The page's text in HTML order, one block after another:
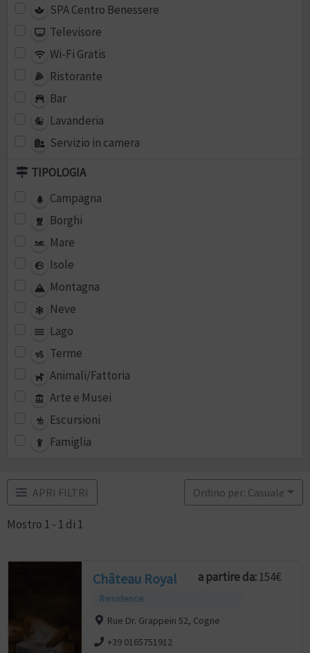
SPA Centro Benessere
Televisore
Wi-Fi Gratis
Ristorante
Bar
Lavanderia
Servizio in camera
TIPOLOGIA
Campagna
Borghi
Mare
Isole
Montagna
Neve
Lago
Terme
Animali/Fattoria
Arte e Musei
Escursioni
Famiglia
APRI FILTRI
Mostro 1 - 1 di 1
Ordino per: Casuale
Château Royal
Residence
a partire da:154€
Rue Dr. Grappein 52, Cogne
+39 0165751912